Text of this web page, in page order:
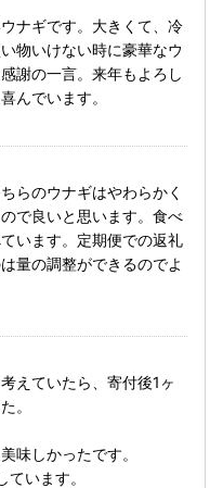
ナギです。大きくて、冷
物いけない時に豪華なウ
謝の一言。来年もよろし
んでいます。
らのウナギはやわらかく
で良いと思います。食べ
います。定期便での返礼
量の調整ができるのでよ
えていたら、寄付後1ヶ
。
味しかったです。
います。